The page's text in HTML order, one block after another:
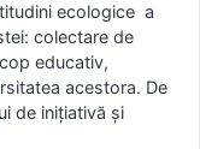
ecologice a
colectare de
educativ,
acestora. De
de inițiativă și